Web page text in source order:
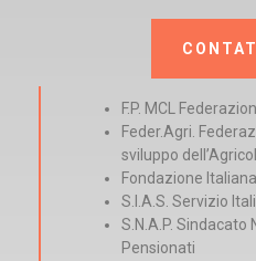
F.P. MCL
Feder.Agri.
sviluppo
Fondazione
S.I.A.S. Servizio
S.N.A.P.
Pensionati